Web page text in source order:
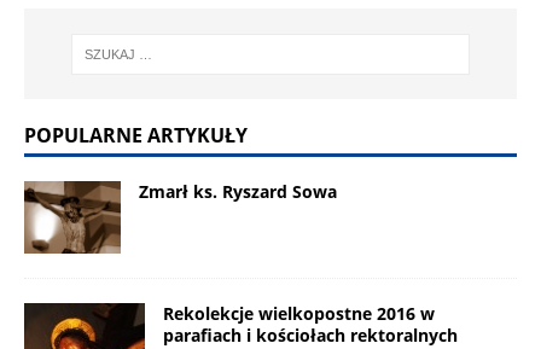
POPULARNE ARTYKUŁY
Zmarł ks. Ryszard Sowa
Rekolekcje wielkopostne 2016 w
parafiach i kościołach rektoralnych